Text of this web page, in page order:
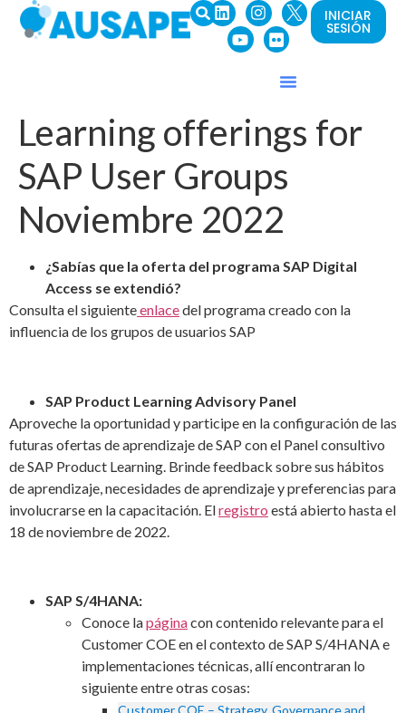
INICIAR
SESIÓN
Learning offerings for
SAP User Groups
Noviembre 2022
¿Sabías que la oferta del programa SAP Digital
Access se extendió?
Consulta el siguienteenlacedel programa creado con la
influencia de los grupos de usuarios SAP
SAP Product Learning Advisory Panel
Aproveche la oportunidad y participe en la configuración de las
futuras ofertas de aprendizaje de SAP con el Panel consultivo
de SAP Product Learning. Brinde feedback sobre sus hábitos
de aprendizaje, necesidades de aprendizaje y preferencias para
involucrarse en la capacitación. Elregistro está abierto hasta el
18 de noviembre de 2022.
SAP S/4HANA:
Conoce lapáginacon contenido relevante para el
Customer COE en el contexto de SAP S/4HANA e
implementaciones técnicas, allí encontraran lo
siguiente entre otras cosas: